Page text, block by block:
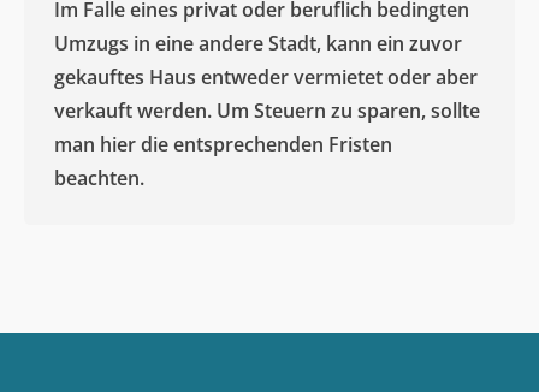
Im Falle eines privat oder beruflich bedingten
Umzugs in eine andere Stadt, kann ein zuvor
gekauftes Haus entweder vermietet oder aber
verkauft werden. Um Steuern zu sparen, sollte
man hier die entsprechenden Fristen
beachten.